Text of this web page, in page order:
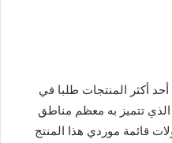
أحد أكثر المنتجات طلبا في
تتميز به معظم مناطق
قائمة موردي هذا المنتج